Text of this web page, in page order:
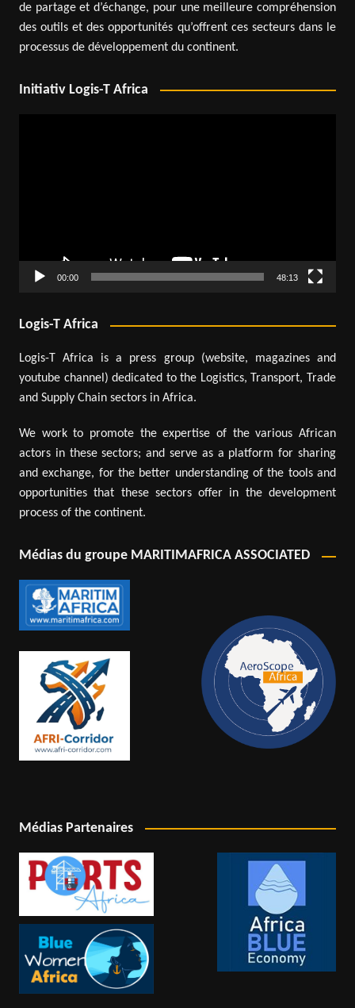
de partage et d’échange, pour une meilleure compréhension
des outils et des opportunités qu’offrent ces secteurs dans le
processus de développement du continent.
Initiativ Logis-T Africa
00:00 48:13
Logis-T Africa
Logis-T Africa is a press group (website, magazines and
youtube channel) dedicated to the Logistics, Transport, Trade
and Supply Chain sectors in Africa.
We work to promote the expertise of the various African
actors in these sectors; and serve as a platform for sharing
and exchange, for the better understanding of the tools and
opportunities that these sectors offer in the development
process of the continent.
Médias du groupe MARITIMAFRICA ASSOCIATED
Médias Partenaires